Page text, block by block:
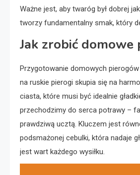
Ważne jest, aby twaróg był dobrej
tworzy fundamentalny smak, który
Jak zrobić
Przygotowanie domowych
na ruskie pierogi skupia się na
ciasta, które musi być idealnie
przechodzimy do serca potrawy –
prawdziwą ucztą. Kluczem jest
podsmażonej cebulki, która nadaje
jest wart każdego wysiłku.